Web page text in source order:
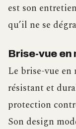
est son
qu’il ne se
Brise-vue en
Le brise-vue
résistant et
protection
Son design